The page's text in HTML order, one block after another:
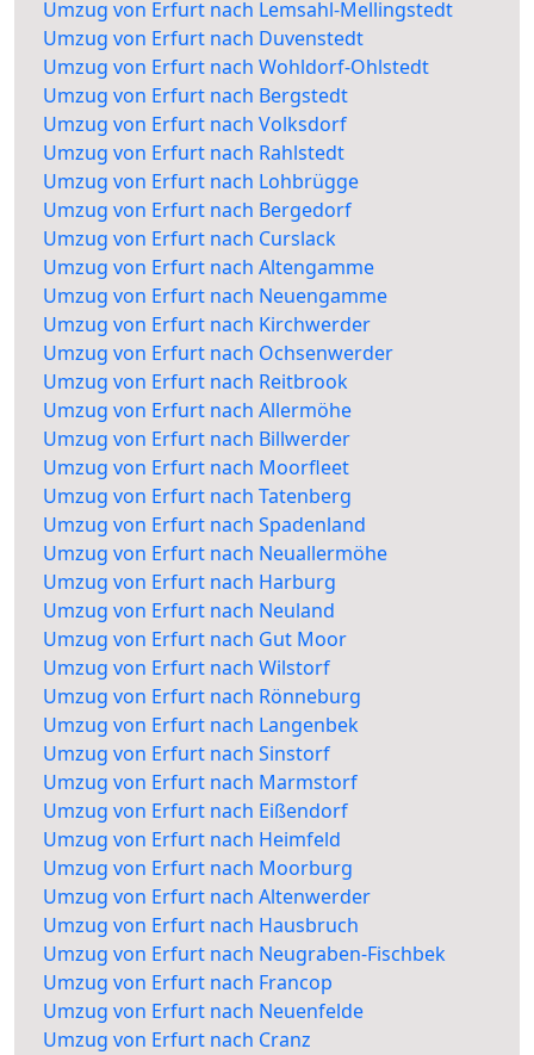
Umzug von Erfurt nach Lemsahl-Mellingstedt
Umzug von Erfurt nach Duvenstedt
Umzug von Erfurt nach Wohldorf-Ohlstedt
Umzug von Erfurt nach Bergstedt
Umzug von Erfurt nach Volksdorf
Umzug von Erfurt nach Rahlstedt
Umzug von Erfurt nach Lohbrügge
Umzug von Erfurt nach Bergedorf
Umzug von Erfurt nach Curslack
Umzug von Erfurt nach Altengamme
Umzug von Erfurt nach Neuengamme
Umzug von Erfurt nach Kirchwerder
Umzug von Erfurt nach Ochsenwerder
Umzug von Erfurt nach Reitbrook
Umzug von Erfurt nach Allermöhe
Umzug von Erfurt nach Billwerder
Umzug von Erfurt nach Moorfleet
Umzug von Erfurt nach Tatenberg
Umzug von Erfurt nach Spadenland
Umzug von Erfurt nach Neuallermöhe
Umzug von Erfurt nach Harburg
Umzug von Erfurt nach Neuland
Umzug von Erfurt nach Gut Moor
Umzug von Erfurt nach Wilstorf
Umzug von Erfurt nach Rönneburg
Umzug von Erfurt nach Langenbek
Umzug von Erfurt nach Sinstorf
Umzug von Erfurt nach Marmstorf
Umzug von Erfurt nach Eißendorf
Umzug von Erfurt nach Heimfeld
Umzug von Erfurt nach Moorburg
Umzug von Erfurt nach Altenwerder
Umzug von Erfurt nach Hausbruch
Umzug von Erfurt nach Neugraben-Fischbek
Umzug von Erfurt nach Francop
Umzug von Erfurt nach Neuenfelde
Umzug von Erfurt nach Cranz